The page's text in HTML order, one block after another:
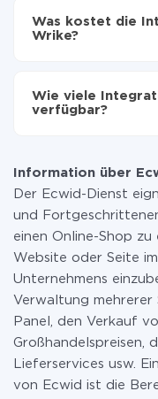
Wrike übertragen
Im Durchschnitt
Was kostet die
Wrike?
zahlen nur für die
Service von einem
Weitere
Wie viele
verfügbar?
Information über
Der Ecwid-Dienst
und
einen Online-Shop
Website oder Seite
Unternehmens
Verwaltung mehrerer
Panel, den Verkauf
Großhandelspreisen,
Lieferservices usw.
von Ecwid ist die